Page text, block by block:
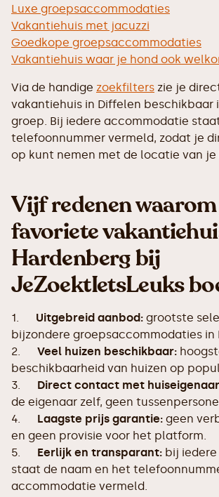
Luxe groepsaccommodaties
Vakantiehuis met jacuzzi
Goedkope groepsaccommodaties
Vakantiehuis waar je hond ook
Via de handige zoekfilters zie je
vakantiehuis in Diffelen beschikbaar
groep. Bij iedere accommodatie
telefoonnummer vermeld, zodat je
op kunt nemen met de locatie van je
Vijf redenen
favoriete
Hardenberg bij
JeZoektIetsLeuks
1. Uitgebreid aanbod: grootste
bijzondere groepsaccommodaties in
2. Veel huizen beschikbaar:
beschikbaarheid van huizen op
3. Direct contact met huiseigenaar
de eigenaar zelf, geen
4. Laagste prijs garantie: geen
en geen provisie voor het platform.
5. Eerlijk en transparant: bij
staat de naam en het
accommodatie vermeld.